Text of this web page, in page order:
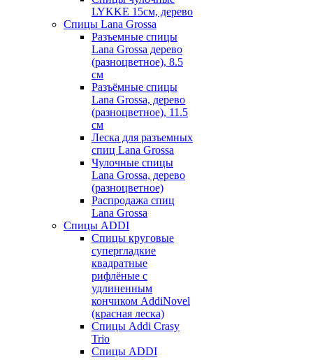
LYKKE 15см, дерево
Спицы Lana Grossa
Разъемные спицы
Lana Grossa дерево
(разноцветное), 8.5
см
Разъёмные спицы
Lana Grossa, дерево
(разноцветное), 11.5
см
Леска для разъемных
спиц Lana Grossa
Чулочные спицы
Lana Grossa, дерево
(разноцветное)
Распродажа спиц
Lana Grossa
Спицы ADDI
Спицы круговые
супергладкие
квадратные
рифлёные с
удлиненным
кончиком AddiNovel
(красная леска)
Спицы Addi Crasy
Trio
Спицы ADDI